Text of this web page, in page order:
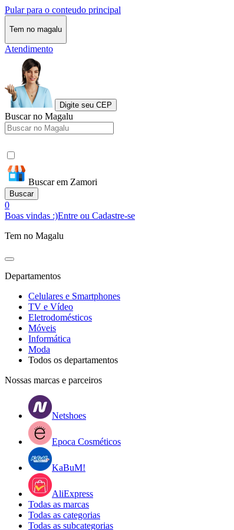
Pular para o conteudo principal
Tem no magalu
Atendimento
Digite seu CEP
Buscar no Magalu
Buscar em Zamori
Buscar
0
Boas vindas :)Entre ou Cadastre-se
Tem no Magalu
Departamentos
Celulares e Smartphones
TV e Vídeo
Eletrodomésticos
Móveis
Informática
Moda
Todos os departamentos
Nossas marcas e parceiros
Netshoes
Epoca Cosméticos
KaBuM!
AliExpress
Todas as marcas
Todas as categorias
Todas as subcategorias